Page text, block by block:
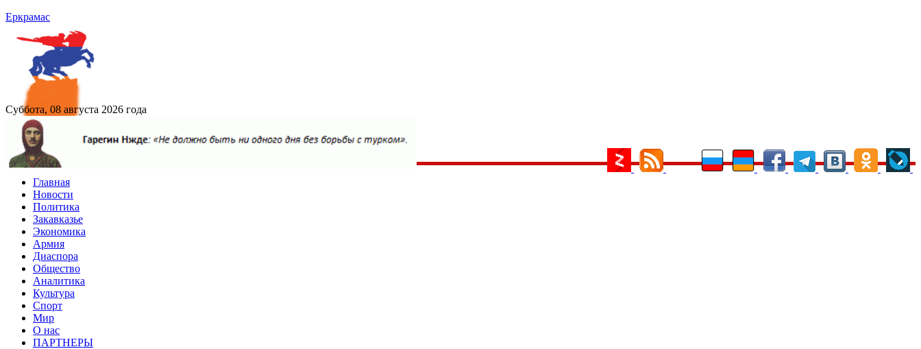
Еркрамас
Суббота, 08 августа 2026 года
Главная
Новости
Политика
Закавказье
Экономика
Армия
Диаспора
Общество
Аналитика
Культура
Спорт
Мир
О нас
ПАРТНЕРЫ